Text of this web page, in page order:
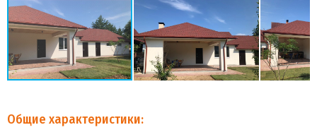
Общие характеристики: